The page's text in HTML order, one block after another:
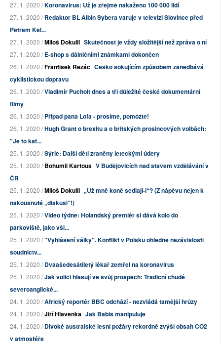
27. 1. 2020 /Koronavirus: Už je zřejmě nakaženo 100 000 lidí
27. 1. 2020 /Redaktor BL Albín Sybera varuje v televizi Slovince před
Petrem Kel...
27. 1. 2020 /Miloš Dokulil Skutečnost je vždy složitější než zpráva o ní
27. 1. 2020 /E-shop s dálničními známkami dokončen
26. 1. 2020 /František Řezáč Česko šokujícím způsobem zanedbává
cyklistickou dopravu
26. 1. 2020 /Vladimír Pucholt dnes a tři důležité české dokumentární
filmy
26. 1. 2020 /Případ pana Lofa - prosíme, pomozte!
26. 1. 2020 /Hugh Grant o brexitu a o britských prosincových volbách:
"Je to kat...
25. 1. 2020 /Sýrie: Další děti zraněny leteckými údery
25. 1. 2020 /Bohumil Kartous V Budějovicích nad stavem vzdělávání v
ČR
25. 1. 2020 /Miloš Dokulil „Už mně koně sedlají-í“? (Z nápěvu nejen k
nakousnuté „diskusi“!)
25. 1. 2020 /Video týdne: Holandský premiér si dává kolo do
parkoviště, jako vši...
25. 1. 2020 /"Vyhlášení války". Konflikt v Polsku ohledně nezávislosti
soudnictv...
25. 1. 2020 /Dvaašedesátiletý lékař zemřel na koronavirus
25. 1. 2020 /Jak voliči hlasují ve svůj prospěch: Tradiční chudé
severoanglické...
24. 1. 2020 /Africký reportér BBC odchází - nezvládá tamější hrůzy
24. 1. 2020 /Jiří Hlavenka Jak Babiš manipuluje
24. 1. 2020 /Divoké australské lesní požáry rekordně zvýší obsah CO2
v atmosféře